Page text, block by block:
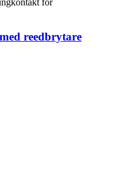
reedbrytare